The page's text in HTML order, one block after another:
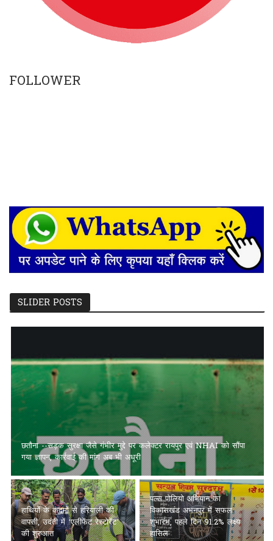
FOLLOWER
SLIDER POSTS
छतौना --सड़क सुरक्षा जैसे गंभीर मुद्दे पर कलेक्टर रायपुर एवं NHAI को सौंपा
गया ज्ञापन, कार्रवाई की मांग अब भी अधूरी
हाथियों के कदमों से हरियाली की
वापसी, उदंती में ‘एलीफेंट रेस्टोरेंट’
की शुरुआत
पल्स पोलियो अभियान का
विकासखंड अभनपुर में सफल
शुभारंभ, पहले दिन 91.2% लक्ष्य
हासिल